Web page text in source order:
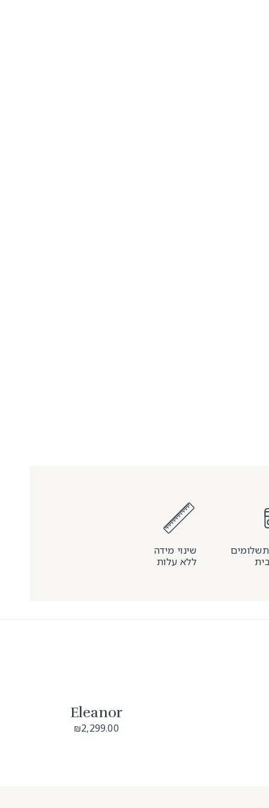
שינוי מידה
ללא עלות
Eleanor
₪2,299.00